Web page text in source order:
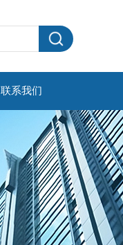
联系我们